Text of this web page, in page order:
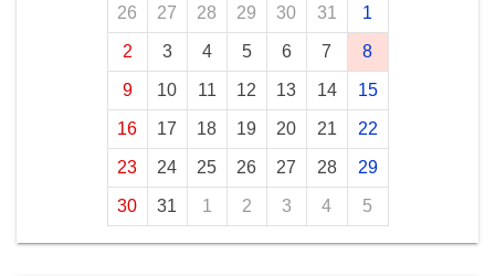
26 27 28 29 30 31 1
2 3 4 5 6 7 8
9 10 11 12 13 14 15
16 17 18 19 20 21 22
23 24 25 26 27 28 29
30 31 1 2 3 4 5